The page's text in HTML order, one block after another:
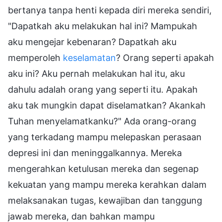
bertanya tanpa henti kepada diri mereka sendiri,
"Dapatkah aku melakukan hal ini? Mampukah
aku mengejar kebenaran? Dapatkah aku
memperoleh keselamatan? Orang seperti apakah
aku ini? Aku pernah melakukan hal itu, aku
dahulu adalah orang yang seperti itu. Apakah
aku tak mungkin dapat diselamatkan? Akankah
Tuhan menyelamatkanku?" Ada orang-orang
yang terkadang mampu melepaskan perasaan
depresi ini dan meninggalkannya. Mereka
mengerahkan ketulusan mereka dan segenap
kekuatan yang mampu mereka kerahkan dalam
melaksanakan tugas, kewajiban dan tanggung
jawab mereka, dan bahkan mampu